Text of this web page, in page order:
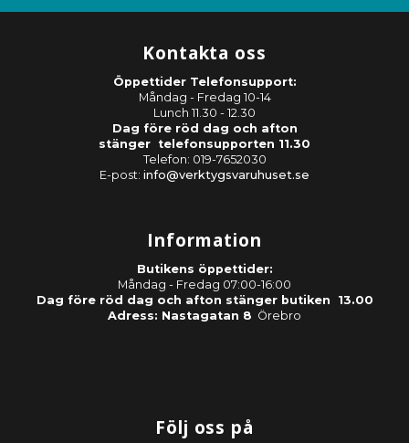
Kontakta oss
Öppettider Telefonsupport:
Måndag - Fredag 10-14
Lunch 11.30 - 12.30
Dag före röd dag och afton
stänger telefonsupporten 11.30
Telefon: 019-7652030
E-post: info@verktygsvaruhuset.se
Information
Butikens öppettider:
Måndag - Fredag 07:00-16:00
Dag före röd dag och afton stänger butiken 13.00
Adress: Nastagatan 8 Örebro
Följ oss på